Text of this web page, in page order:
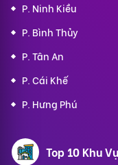
P. Ninh Kiều
P. Bình Thủy
P. Tân An
P. Cái Khế
P. Hưng Phú
Top 10 Khu